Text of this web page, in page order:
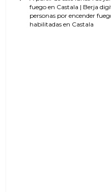
fuego en Castala | Berja
personas por encender
habilitadas en Castala